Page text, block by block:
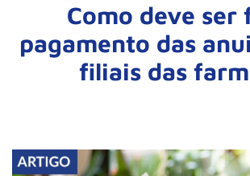
Como deve ser
pagamento das
filiais das